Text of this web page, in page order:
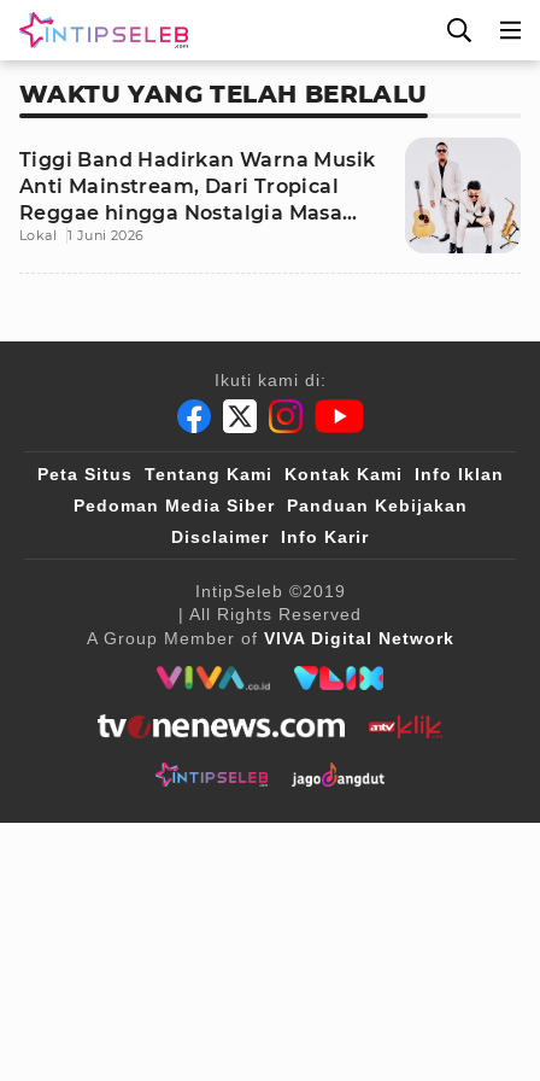
WAKTU YANG TELAH BERLALU
Tiggi Band Hadirkan Warna Musik
Anti Mainstream, Dari Tropical
Reggae hingga Nostalgia Masa
Kecil
Lokal 1 Juni 2026
Ikuti kami di:
Peta Situs Tentang Kami Kontak Kami
Info Iklan
Pedoman Media Siber
Panduan Kebijakan
Disclaimer
Info Karir
IntipSeleb ©2019
| All Rights Reserved
A Group Member of VIVA Digital Network